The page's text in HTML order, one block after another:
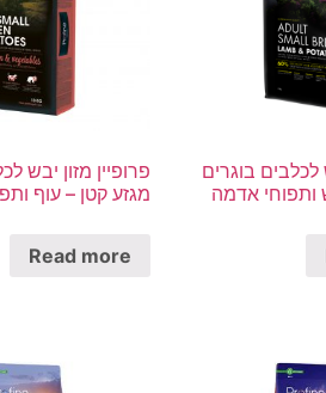
לכלבים בוגרים
ותפוחי אדמה
פרופיין מזון יבש
מגזע קטן – עוף
Read more